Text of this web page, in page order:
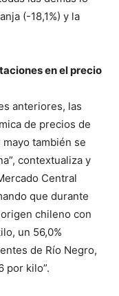
(-18,1%) y la
en el precio
anteriores, las
de precios de
también se
contextualiza y
Central
que durante
chileno con
un 56,0%
de Río Negro,
por kilo”.